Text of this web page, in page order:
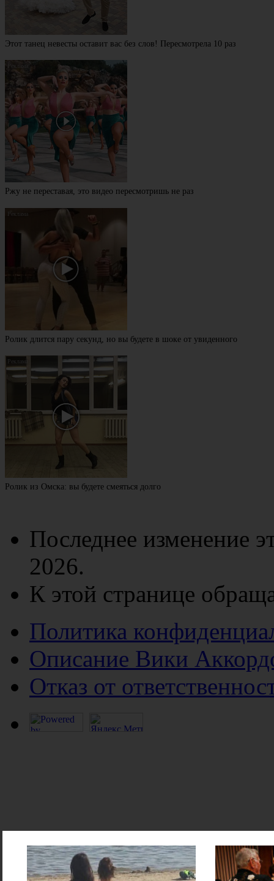
Этот танец невесты оставит вас без слов! Пересмотрела 10 раз
Ржу не переставая, это видео пересмотришь не раз
Ролик длится пару секунд, но вы будете в шоке от увиденного
Ролик из Омска: вы будете смеяться долго
Последнее изменение
2026.
К этой странице
Политика
Описание Вики
Отказ от